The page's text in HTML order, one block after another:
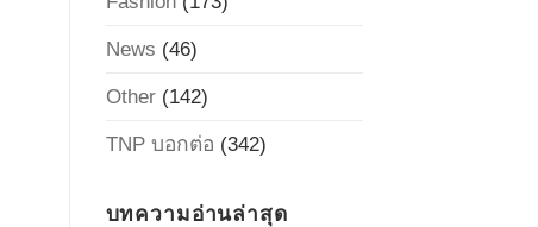
News (46)
Other(142)
TNP บอกต่อ (342)
บทความอ่านล่าสุด